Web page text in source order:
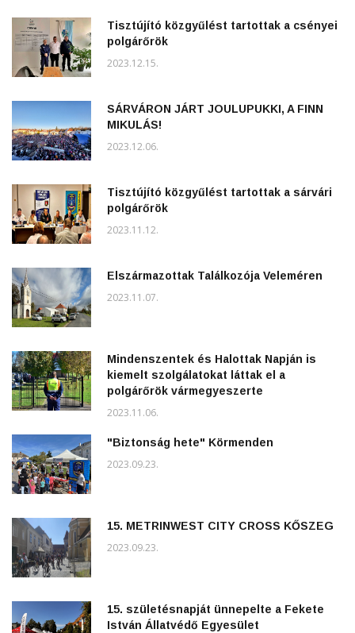
Tisztújító közgyűlést tartottak a csényei
polgárőrök
2023.12.15.
SÁRVÁRON JÁRT JOULUPUKKI, A FINN
MIKULÁS!
2023.12.06.
Tisztújító közgyűlést tartottak a sárvári
polgárőrök
2023.11.12.
Elszármazottak Találkozója Veleméren
2023.11.07.
Mindenszentek és Halottak Napján is
kiemelt szolgálatokat láttak el a
polgárőrök vármegyeszerte
2023.11.06.
"Biztonság hete" Körmenden
2023.09.23.
15. METRINWEST CITY CROSS KŐSZEG
2023.09.23.
15. születésnapját ünnepelte a Fekete
István Állatvédő Egyesület